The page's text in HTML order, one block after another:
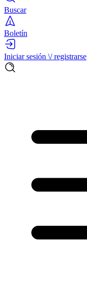
Buscar
Boletín
Iniciar sesión \/ registrarse